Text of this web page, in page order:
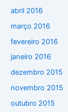
abril 2016
março 2016
fevereiro 2016
janeiro 2016
dezembro 2015
novembro 2015
outubro 2015